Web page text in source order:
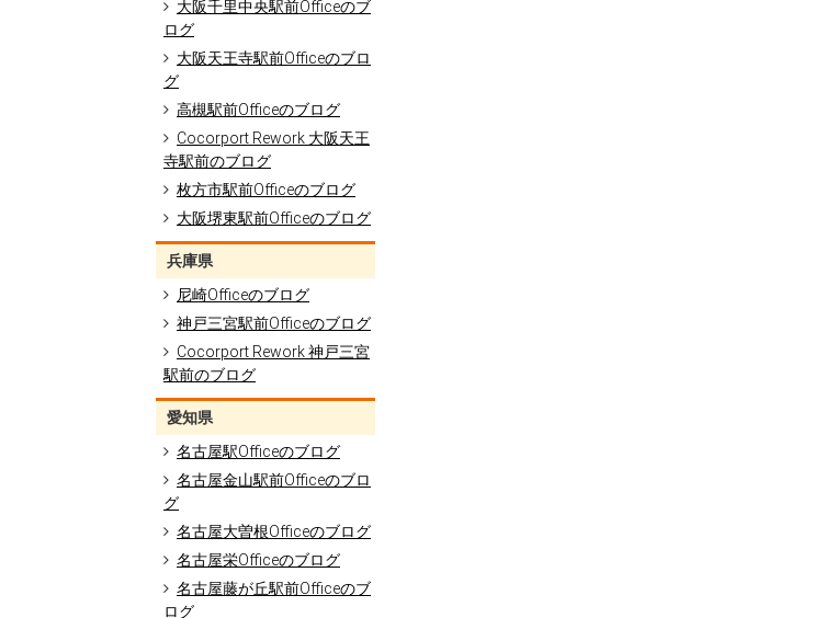
大阪千里中央駅前Officeのブ
ログ
大阪天王寺駅前Officeのブロ
グ
高槻駅前Officeのブログ
Cocorport Rework 大阪天王
寺駅前のブログ
枚方市駅前Officeのブログ
大阪堺東駅前Officeのブログ
兵庫県
尼崎Officeのブログ
神戸三宮駅前Officeのブログ
Cocorport Rework 神戸三宮
駅前のブログ
愛知県
名古屋駅Officeのブログ
名古屋金山駅前Officeのブロ
グ
名古屋大曽根Officeのブログ
名古屋栄Officeのブログ
名古屋藤が丘駅前Officeのブ
ログ